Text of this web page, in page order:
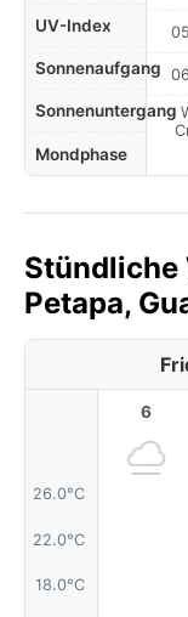
UV-Index
Sonnenaufgang
Sonnenuntergang
Mondphase
Stündliche
Petapa,
26.0°C
22.0°C
18.0°C
6